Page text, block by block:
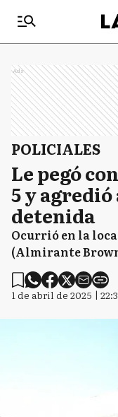
Ads
POLICIALES
Le pegó
5 y
detenida
Ocurrió en la
(Almirante
1 de abril de 2025 |